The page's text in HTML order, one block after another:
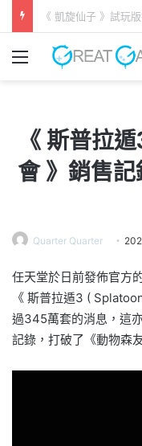
《 凱旋仙子 》試玩
Menu
《 斯普拉
會 》銷售
Quarter Quarter
任天堂於日前發佈官方
《 斯普拉遁3 (
過345萬套的消息，這
記錄，打破了《動物森